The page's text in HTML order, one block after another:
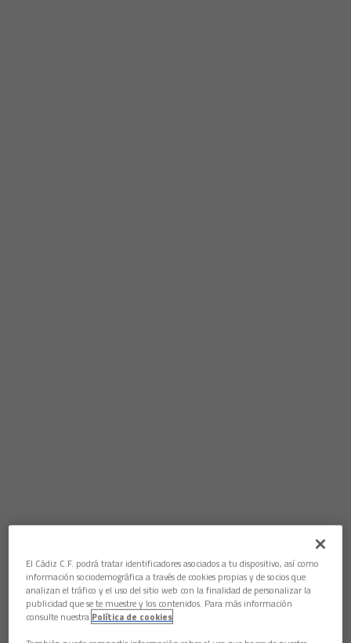
El Cádiz C.F. podrá tratar identificadores asociados a tu dispositivo, así como
información sociodemográfica a través de cookies propias y de socios que
analizan el tráfico y el uso del sitio web con la finalidad de personalizar la
publicidad que se te muestre y los contenidos. Para más información
consulte nuestra Política de cookies